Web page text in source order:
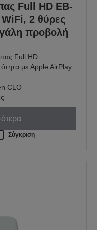
Full HD EB-
2 θύρες
προβολή
Full HD
με Apple AirPlay
CLO
Σύγκριση